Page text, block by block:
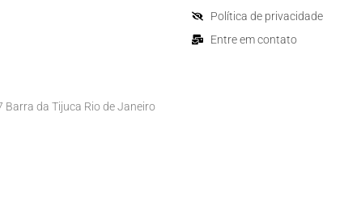
da Tijuca Rio de Janeiro
Política de privacidade
Entre em contato